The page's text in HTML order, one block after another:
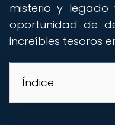
misterio y legado
oportunidad de
increíbles tesoros
Índice